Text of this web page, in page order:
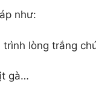
như:
lòng trắng
gà…